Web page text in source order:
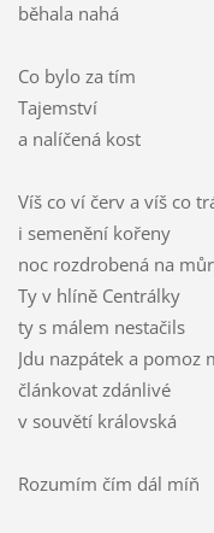
běhala nahá
Co bylo za tím
Tajemství
a nalíčená kost
Víš co ví červ a víš co
i semenění kořeny
noc rozdrobená na
Ty v hlíně Centrálky
ty s málem nestačils
Jdu nazpátek a pomoz
článkovat zdánlivé
v souvětí královská
Rozumím čím dál míň